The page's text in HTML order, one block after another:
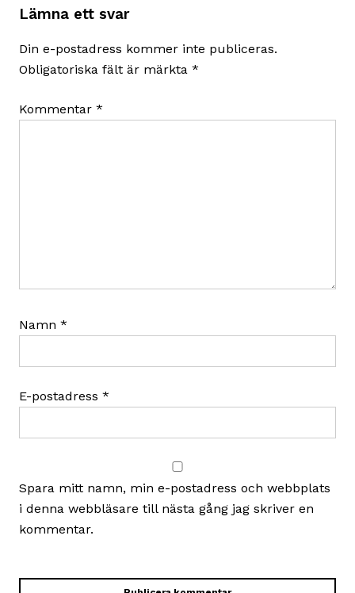
Lämna ett svar
Din e-postadress kommer inte publiceras.
Obligatoriska fält är märkta *
Kommentar *
Namn *
E-postadress *
Spara mitt namn, min e-postadress och webbplats
i denna webbläsare till nästa gång jag skriver en
kommentar.